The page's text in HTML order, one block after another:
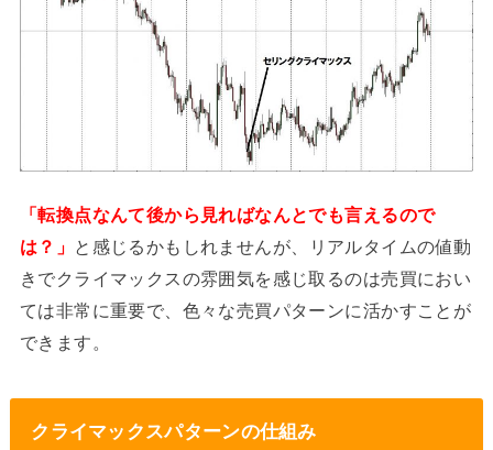
「転換点なんて後から見ればなんとでも言えるので
は？」 と感じるかもしれませんが、リアルタイムの値動
きでクライマックスの雰囲気を感じ取るのは売買におい
ては非常に重要で、色々な売買パターンに活かすことが
できます。
クライマックスパターンの仕組み